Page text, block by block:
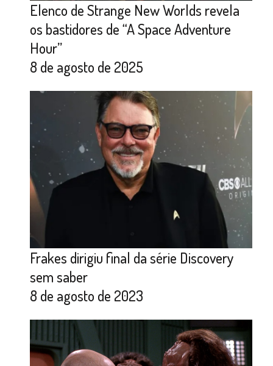
Elenco de Strange New Worlds revela
os bastidores de “A Space Adventure
Hour”
8 de agosto de 2025
Frakes dirigiu final da série Discovery
sem saber
8 de agosto de 2023